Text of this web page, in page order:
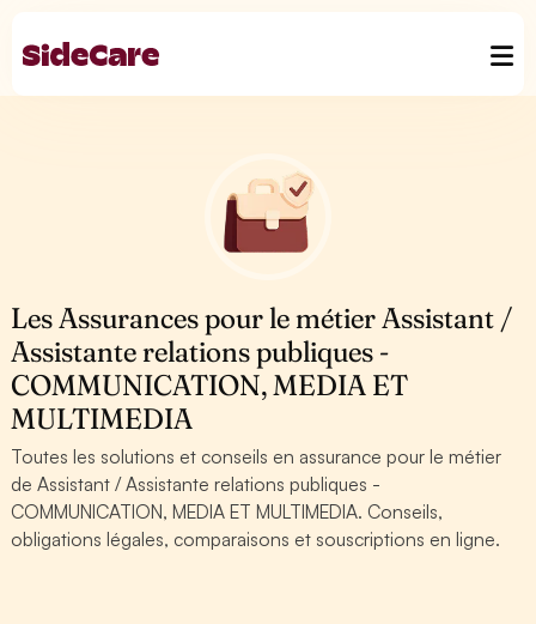
Les Assurances pour le métier Assistant /
Assistante relations publiques -
COMMUNICATION, MEDIA ET
MULTIMEDIA
Toutes les solutions et conseils en assurance pour le métier
de Assistant / Assistante relations publiques -
COMMUNICATION, MEDIA ET MULTIMEDIA. Conseils,
obligations légales, comparaisons et souscriptions en ligne.